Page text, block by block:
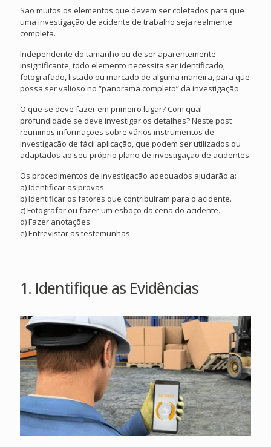
São muitos os elementos que devem ser coletados para que
uma investigação de acidente de trabalho seja realmente
completa.
Independente do tamanho ou de ser aparentemente
insignificante, todo elemento necessita ser identificado,
fotografado, listado ou marcado de alguma maneira, para que
possa ser valioso no “panorama completo” da investigação.
O que se deve fazer em primeiro lugar? Com qual
profundidade se deve investigar os detalhes? Neste post
reunimos informações sobre vários instrumentos de
investigação de fácil aplicação, que podem ser utilizados ou
adaptados ao seu próprio plano de investigação de acidentes.
Os procedimentos de investigação adequados ajudarão a:
a) Identificar as provas.
b) Identificar os fatores que contribuíram para o acidente.
c) Fotografar ou fazer um esboço da cena do acidente.
d) Fazer anotações.
e) Entrevistar as testemunhas.
1. Identifique as Evidências